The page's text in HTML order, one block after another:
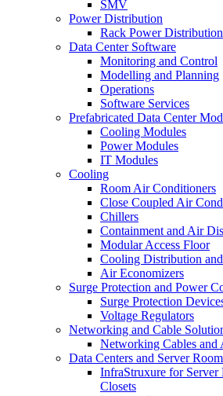
SMV
Power Distribution
Rack Power Distribution
Data Center Software
Monitoring and Control
Modelling and Planning
Operations
Software Services
Prefabricated Data Center
Cooling Modules
Power Modules
IT Modules
Cooling
Room Air Conditioners
Close Coupled Air
Chillers
Containment and Air
Modular Access Floor
Cooling Distribution
Air Economizers
Surge Protection and Power
Surge Protection
Voltage Regulators
Networking and Cable
Networking Cables and
Data Centers and Server
InfraStruxure for
Closets